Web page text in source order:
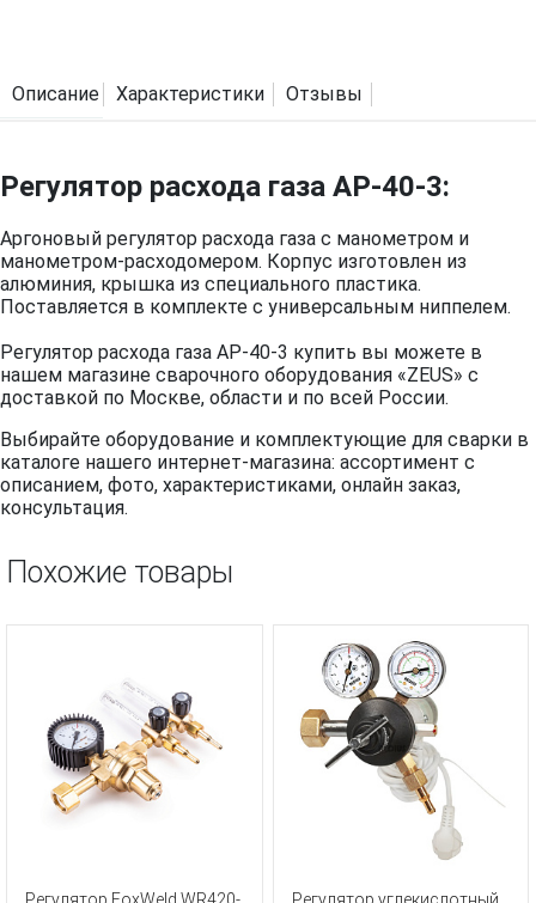
Описание Характеристики Отзывы
Регулятор расхода газа АР-40-3:
Аргоновый регулятор расхода газа с манометром и
манометром-расходомером. Корпус изготовлен из
алюминия, крышка из специального пластика.
Поставляется в комплекте с универсальным ниппелем.
Регулятор расхода газа АР-40-3 купить вы можете в
нашем магазине сварочного оборудования «ZEUS» с
доставкой по Москве, области и по всей России.
Выбирайте оборудование и комплектующие для сварки в
каталоге нашего интернет-магазина: ассортимент с
описанием, фото, характеристиками, онлайн заказ,
консультация.
Похожие товары